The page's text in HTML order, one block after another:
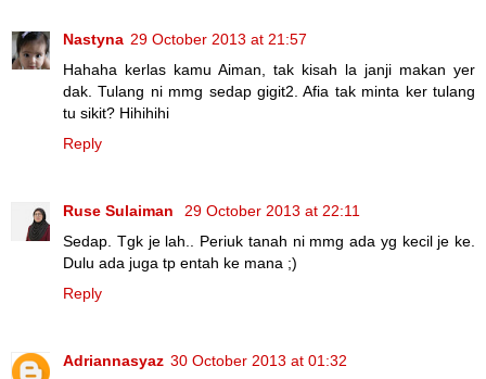
Nastyna 29 October 2013 at 21:57
Hahaha kerlas kamu Aiman, tak kisah la janji makan yer
dak. Tulang ni mmg sedap gigit2. Afia tak minta ker tulang
tu sikit? Hihihihi
Reply
Ruse Sulaiman
29 October 2013 at 22:11
Sedap. Tgk je lah.. Periuk tanah ni mmg ada yg kecil je ke.
Dulu ada juga tp entah ke mana ;)
Reply
Adriannasyaz 30 October 2013 at 01:32